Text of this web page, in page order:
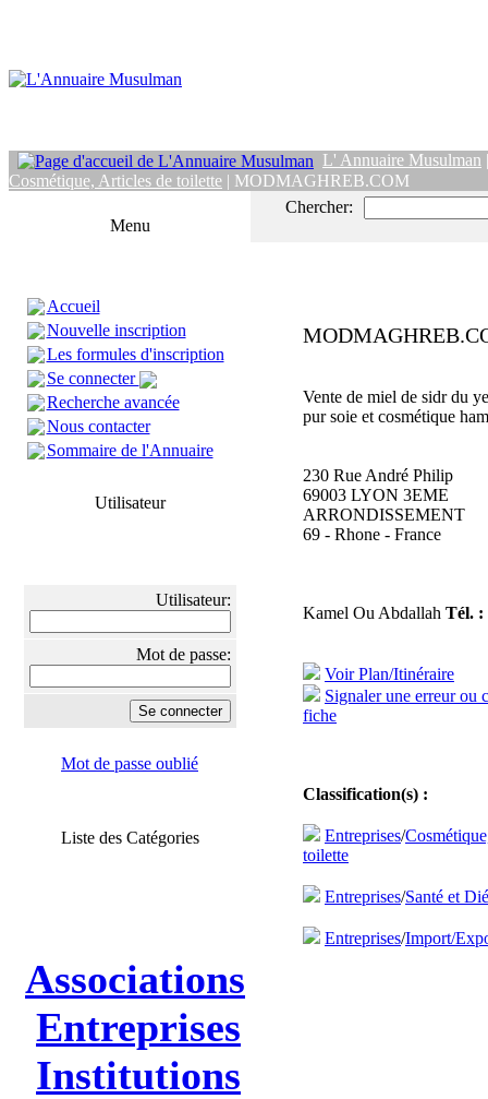
L' Annuaire Musulman
Cosmétique, Articles de toilette | MODMAGHREB.COM
Menu
Accueil
Nouvelle inscription
Les formules d'inscription
Se connecter
Recherche avancée
Nous contacter
Sommaire de l'Annuaire
Utilisateur
Utilisateur:
Mot de passe:
Mot de passe oublié
Liste des Catégories
Associations
Entreprises
Institutions
Chercher:
Vente de miel de sidr du
pur soie et cosmétique
230 Rue André Philip
69003 LYON 3EME
ARRONDISSEMENT
69 - Rhone - France
Kamel Ou Abdallah Tél. :
Voir Plan/Itinéraire
Signaler une erreur ou
fiche
Classification(s) :
Entreprises/
toilette
Entreprises/Santé et
Entreprises/Import/